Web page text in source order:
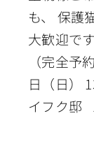
も、 保護
大歓迎で
（完全予
日（日）
イフク邸